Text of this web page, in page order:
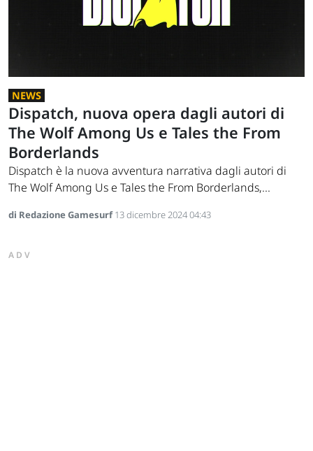
NEWS
Dispatch, nuova opera dagli autori di
The Wolf Among Us e Tales the From
Borderlands
Dispatch è la nuova avventura narrativa dagli autori di
The Wolf Among Us e Tales the From Borderlands,...
di Redazione Gamesurf13 dicembre 2024 04:43
ADV